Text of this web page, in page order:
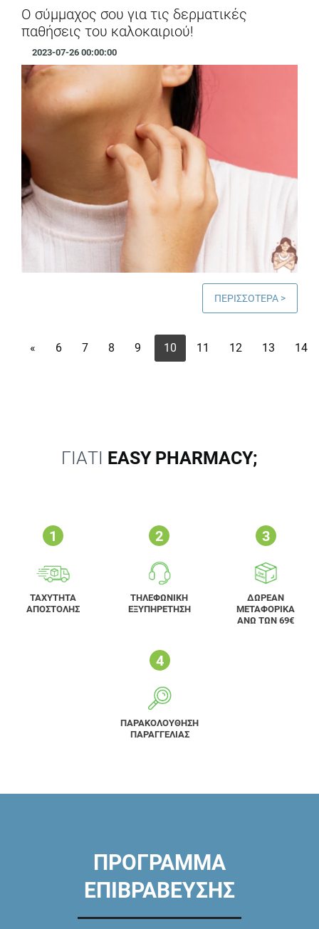
O σύμμαχος σου για τις δερματικές
παθήσεις του καλοκαιριού!
2023-07-26 00:00:00
ΠΕΡΙΣΣΟΤΕΡΑ >
« 6 7 8 9 10 11 12 13 14
ΓΙΑΤΙ EASY PHARMACY;
ΤΑΧΥΤΗΤΑ
ΑΠΟΣΤΟΛΗΣ
ΤΗΛΕΦΩΝΙΚΗ
ΕΞΥΠΗΡΕΤΗΣΗ
ΔΩΡΕΑΝ
ΜΕΤΑΦΟΡΙΚΑ
ΑΝΩ ΤΩΝ 69€
ΠΑΡΑΚΟΛΟΥΘΗΣΗ
ΠΑΡΑΓΓΕΛΙΑΣ
ΠΡΟΓΡΑΜΜΑ
ΕΠΙΒΡΑΒΕΥΣΗΣ